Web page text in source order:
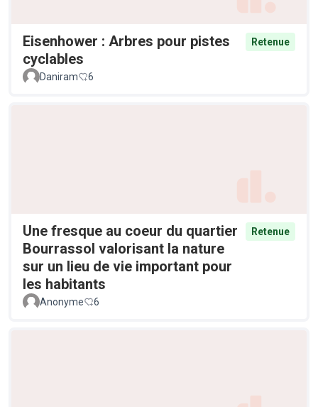
Eisenhower : Arbres pour pistes
cyclables
Retenue
Daniram 6
Une fresque au coeur du quartier
Bourrassol valorisant la nature
sur un lieu de vie important pour
les habitants
Retenue
Anonyme 6